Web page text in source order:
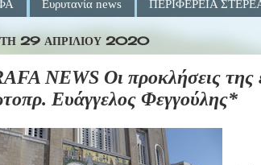
Ευρυτανία news ΠΕΡΙΦΕΡΕΙΑ
29 ΑΠΡΙΛΊΟΥ 2020
NEWS Οι προκλήσεις της
Ευάγγελος Φεγγούλης*